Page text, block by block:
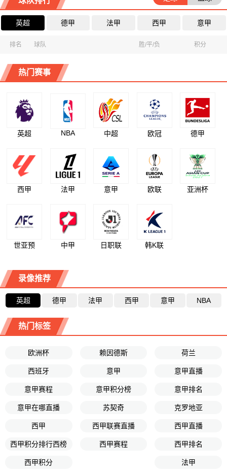
英超 德甲 法甲 西甲 意甲
排名 球队 胜/平/负 积分
热门赛事
英超 NBA 中超 欧冠 德甲
西甲 法甲 意甲 欧联 亚洲杯
世亚预 中甲 日职联 韩K联
录像推荐
英超 德甲 法甲 西甲 意甲 NBA
热门标签
欧洲杯 赖因德斯 荷兰
西班牙 意甲 意甲直播
意甲赛程 意甲积分榜 意甲排名
意甲在哪直播 苏契奇 克罗地亚
西甲 西甲联赛直播 西甲直播
西甲积分排行西榜 西甲赛程 西甲排名
西甲积分 法甲